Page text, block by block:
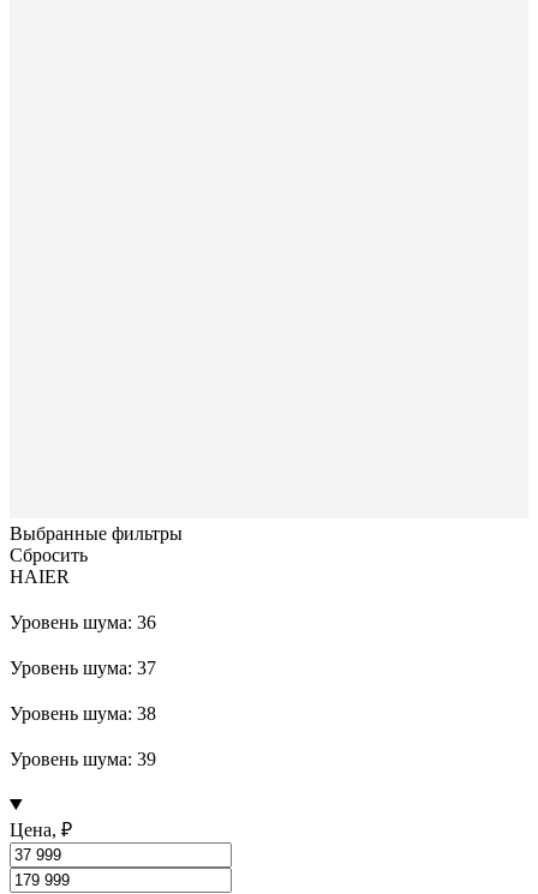
Выбранные фильтры
Сбросить
HAIER
Уровень шума: 36
Уровень шума: 37
Уровень шума: 38
Уровень шума: 39
Цена, ₽